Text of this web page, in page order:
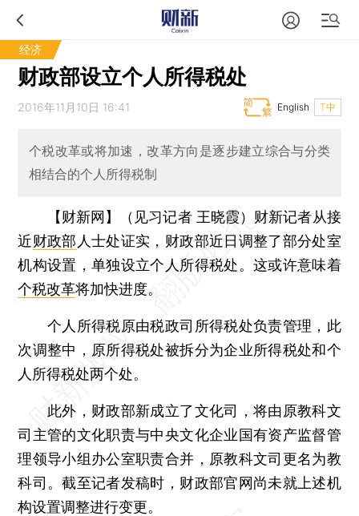
经济
财政部设立个人所得税处
2016年11月10日 16:41 T中
English
个税改革或将加速，改革方向是逐步建立综合与分类
相结合的个人所得税制
【财新网】（见习记者 王晓霞） 财新记者从接
近财政部 人士处证实，财政部近日调整了部分处室
机构设置，单独设立个人所得税处。这或许意味着
个税改革将加快进度。
个人所得税原由税政司所得税处负责管理，此
次调整中，原所得税处被拆分为企业所得税处和个
人所得税处两个处。
此外，财政部新成立了文化司，将由原教科文
司主管的文化职责与中央文化企业国有资产监督管
理领导小组办公室职责合并，原教科文司更名为教
科司。截至记者发稿时，财政部官网尚未就上述机
构设置调整进行变更。